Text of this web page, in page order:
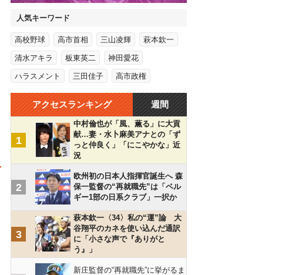
人気キーワード
高校野球 高市首相 三山凌輝 萩本欽一
清水アキラ 板東英二 神田愛花
ハラスメント 三田佳子 高市政権
アクセスランキング 週間
1
中村倫也が「風、薫る」に大貢
献…妻・水卜麻美アナとの「ず
っと仲良く」「にこやかな」近
況
2
欧州初の日本人指揮官誕生へ 森
保一監督の“再就職先”は「ベル
ギー1部の日系クラブ」一択か
3
萩本欽一〈34〉私の“運”論 大
谷翔平のカネを使い込んだ通訳
に「小さな声で『ありがと
う』」
新庄監督の“再就職先”に挙がるま